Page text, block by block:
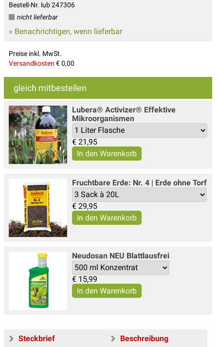
Bestell-Nr. lub 247306
nicht lieferbar
» Benachrichtigen, wenn lieferbar
Preise inkl. MwSt.
Versandkosten € 0,00
gleich mitbestellen
Lubera® Activizer® Effektive
Mikroorganismen
€ 21,95
Fruchtbare Erde: Nr. 4 | Erde ohne Torf
€ 29,95
Neudosan NEU Blattlausfrei
€ 15,99
Steckbrief
Beschreibung